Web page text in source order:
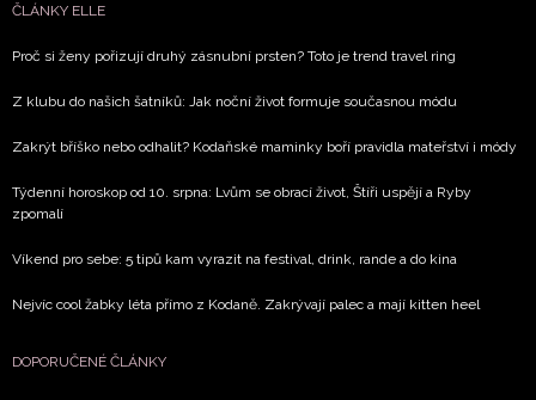
ČLÁNKY ELLE
Proč si ženy pořizují druhý zásnubní prsten? Toto je trend travel ring
Z klubu do našich šatníků: Jak noční život formuje současnou módu
Zakrýt bříško nebo odhalit? Kodaňské maminky boří pravidla mateřství i módy
Týdenní horoskop od 10. srpna: Lvům se obrací život, Štíři uspějí a Ryby
zpomalí
Víkend pro sebe: 5 tipů kam vyrazit na festival, drink, rande a do kina
Nejvíc cool žabky léta přímo z Kodaně. Zakrývají palec a mají kitten heel
DOPORUČENÉ ČLÁNKY